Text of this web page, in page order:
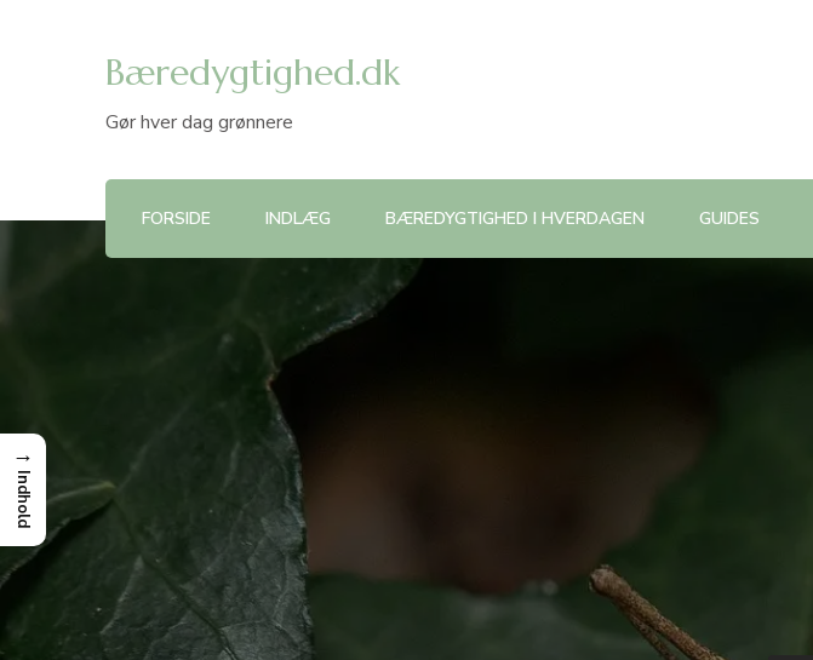
Bæredygtighed.dk
Gør hver dag grønnere
FORSIDE INDLÆG BÆREDYGTIGHED I HVERDAGEN GUIDES
→
Indhold